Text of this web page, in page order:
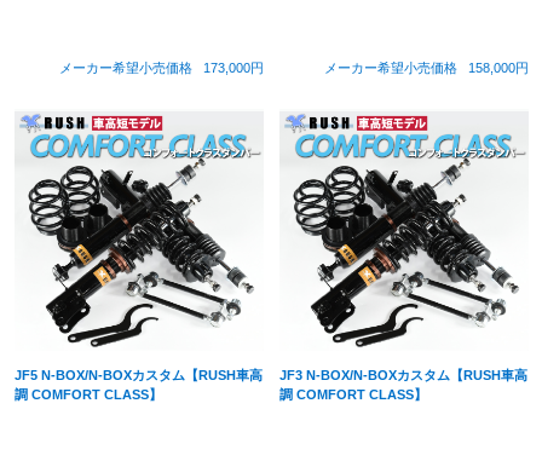
メーカー希望小売価格 173,000円 メーカー希望小売価格 158,000円
JF5 N-BOX/N-BOXカスタム【RUSH車高
調 COMFORT CLASS】
JF3 N-BOX/N-BOXカスタム【RUSH車高
調 COMFORT CLASS】